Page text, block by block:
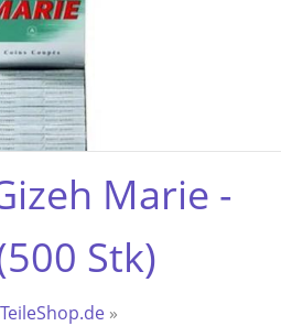
Marie -
Stk)
»